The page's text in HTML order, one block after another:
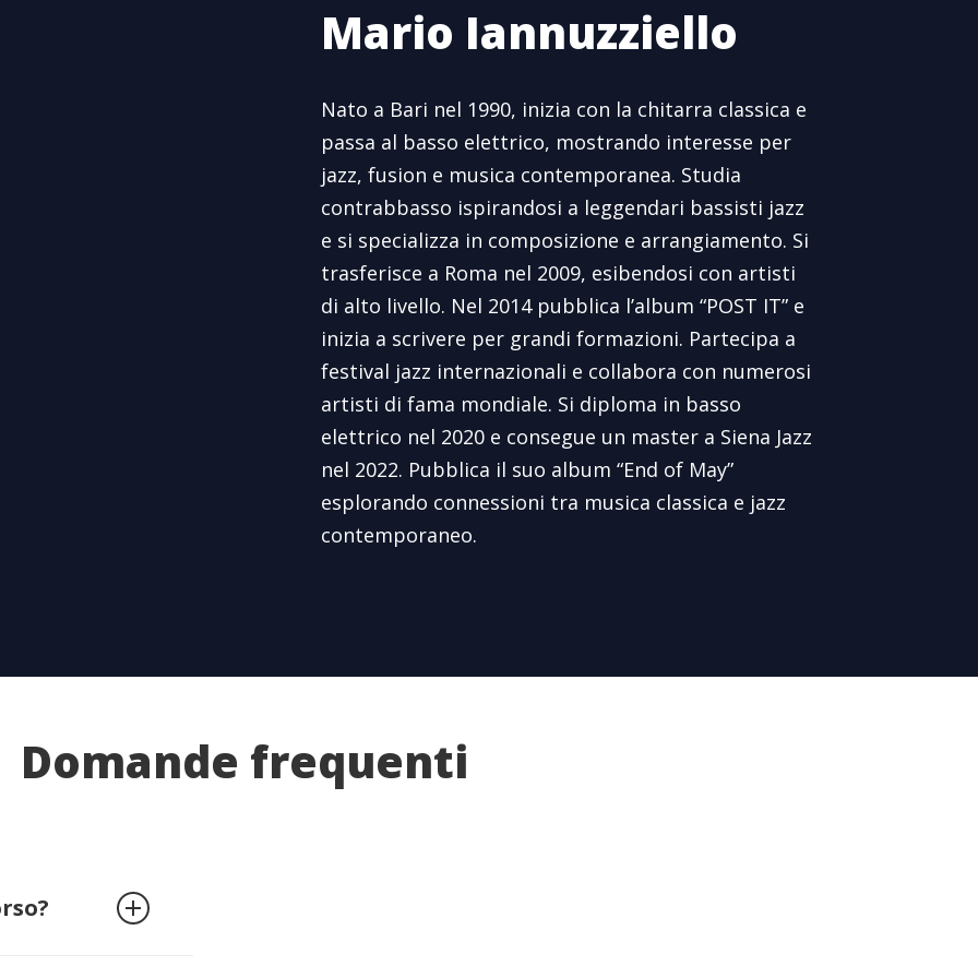
Mario Iannuzziello
Nato a Bari nel 1990, inizia con la chitarra classica e
passa al basso elettrico, mostrando interesse per
jazz, fusion e musica contemporanea. Studia
contrabbasso ispirandosi a leggendari bassisti jazz
e si specializza in composizione e arrangiamento. Si
trasferisce a Roma nel 2009, esibendosi con artisti
di alto livello. Nel 2014 pubblica l’album “POST IT” e
inizia a scrivere per grandi formazioni. Partecipa a
festival jazz internazionali e collabora con numerosi
artisti di fama mondiale. Si diploma in basso
elettrico nel 2020 e consegue un master a Siena Jazz
nel 2022. Pubblica il suo album “End of May”
esplorando connessioni tra musica classica e jazz
contemporaneo.
Domande frequenti